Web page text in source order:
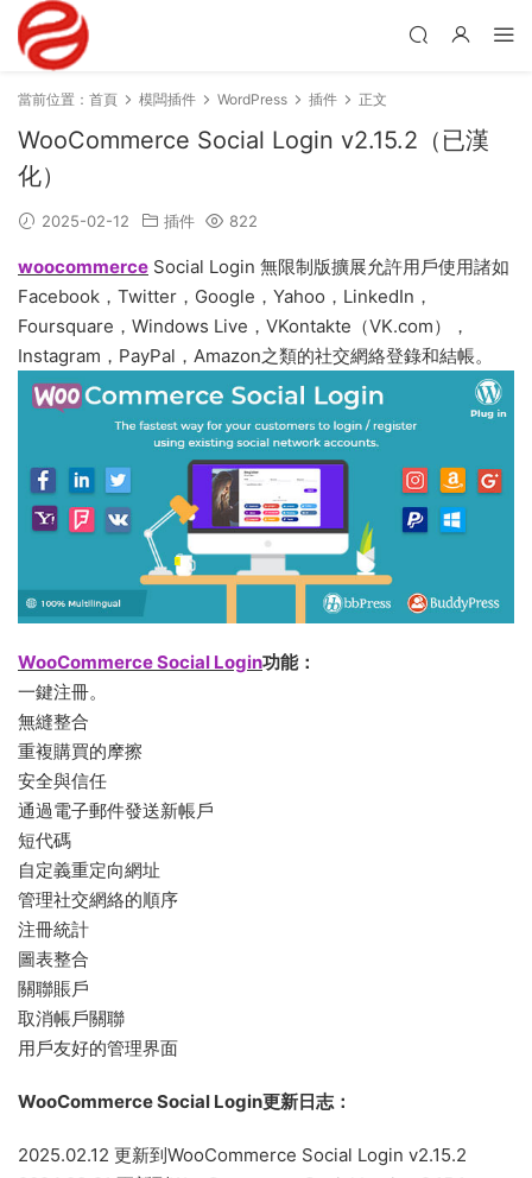
當前位置： 首頁 模闆插件 WordPress 插件 正文
WooCommerce Social Login v2.15.2（已漢
化）
2025-02-12 插件 822
woocommerce Social Login 無限制版擴展允許用戶使用諸如
Facebook，Twitter，Google，Yahoo，LinkedIn，
Foursquare，Windows Live，VKontakte（VK.com），
Instagram，PayPal，Amazon之類的社交網絡登錄和結帳。
WooCommerce Social Login功能：
一鍵注冊。
無縫整合
重複購買的摩擦
安全與信任
通過電子郵件發送新帳戶
短代碼
自定義重定向網址
管理社交網絡的順序
注冊統計
圖表整合
關聯賬戶
取消帳戶關聯
用戶友好的管理界面
WooCommerce Social Login更新日志：
2025.02.12 更新到WooCommerce Social Login v2.15.2